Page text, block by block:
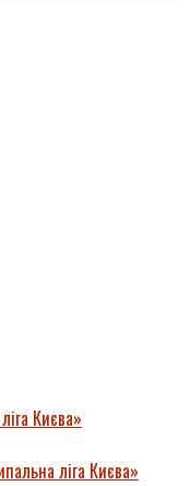
Києва»
ліга Києва»